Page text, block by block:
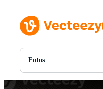
Fotos
Alle Bilder
Fotos